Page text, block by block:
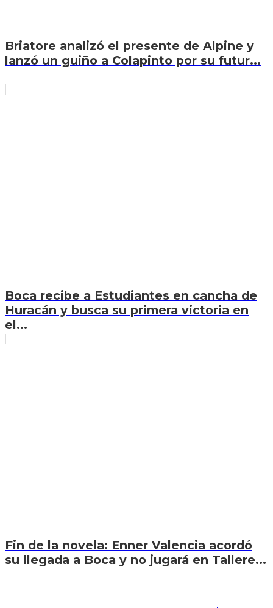
Briatore analizó el presente de Alpine y
lanzó un guiño a Colapinto por su futur...
Boca recibe a Estudiantes en cancha de
Huracán y busca su primera victoria en
el...
Fin de la novela: Enner Valencia acordó
su llegada a Boca y no jugará en Tallere...